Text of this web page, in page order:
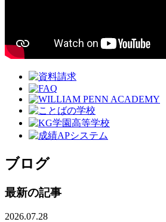
ブログ
最新の記事
2026.07.28